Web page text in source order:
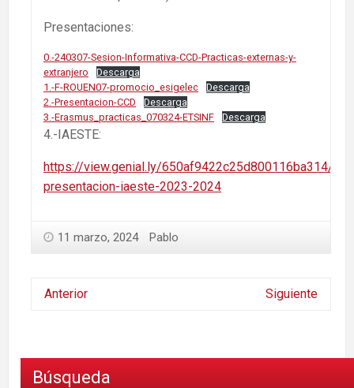
Presentaciones:
0.-240307-Sesion-Informativa-CCD-Practicas-externas-y-
extranjero
Descarga
1.-F-ROUEN07-promocio_esigelec
Descarga
2.-Presentacion-CCD
Descarga
3.-Erasmus_practicas_070324-ETSINF
Descarga
4.-IAESTE:
https://view.genial.ly/650af9422c25d800116ba314/
presentacion-iaeste-2023-2024
11 marzo, 2024 Pablo
Anterior Siguiente
Búsqueda